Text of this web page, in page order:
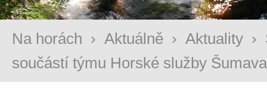
Na horách › Aktuálně › Aktuality ›
součástí týmu Horské služby Šumava